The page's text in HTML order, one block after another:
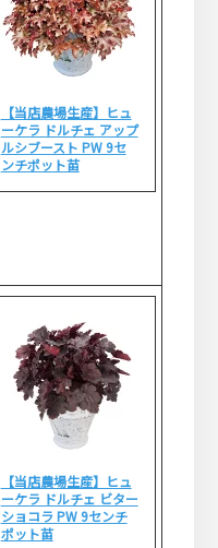
【当店農場生産】ヒュ
ーケラ ドルチェ アップ
ルシブースト PW 9セ
ンチポット苗
【当店農場生産】ヒュ
ーケラ ドルチェ ビター
ショコラ PW 9センチ
ポット苗